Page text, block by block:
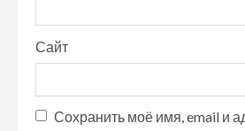
Сайт
Сохранить моё имя, email и